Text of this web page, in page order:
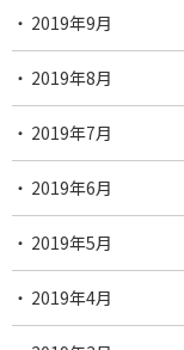
2019年9月
2019年8月
2019年7月
2019年6月
2019年5月
2019年4月